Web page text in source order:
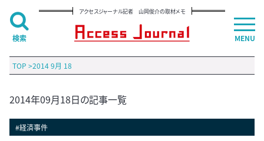
アクセスジャーナル記者 山岡俊介の取材メモ
TOP >2014 9月 18
2014年09月18日の記事一覧
#経済事件
MENU
検索